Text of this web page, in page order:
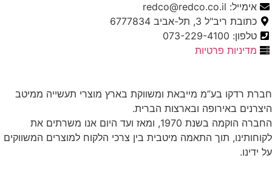
אימייל: redco@redco.co.il
כתובת ריב"ל 3, תל-אביב 6777834
טלפון: 073-229-4100
מדיניות פרטיות
חברת רדקו בע”מ מייבאת ומשווקת בארץ מוצרי תעשייה ממיטב
היצרנים באירופה ובארצות הברית.
החברה הוקמה בשנת 1970, ומאז ועד היום אנו משרתים את
לקוחותינו, תוך התאמה מיטבית בין צרכי הלקוח למוצרים המשווקים
על ידינו.